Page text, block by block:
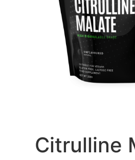
Citrulline